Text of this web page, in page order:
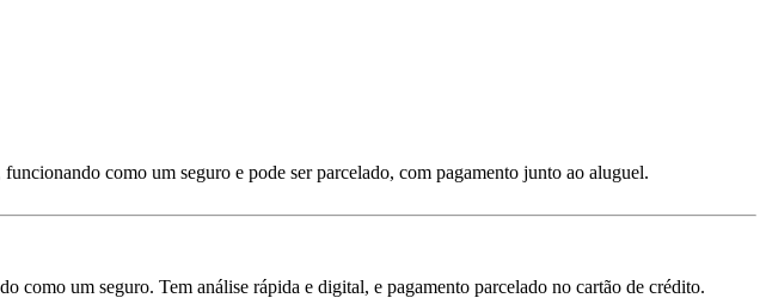
como um seguro e pode ser parcelado, com pagamento junto ao aluguel.
como um seguro. Tem análise rápida e digital, e pagamento parcelado no cartão de crédito.